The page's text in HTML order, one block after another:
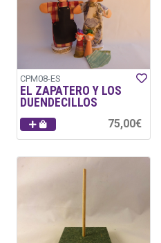
CPM08-ES
EL ZAPATERO Y LOS
DUENDECILLOS
75,00€